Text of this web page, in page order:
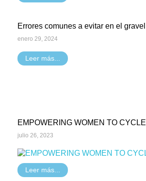
Errores comunes a evitar en el gravel
enero 29, 2024
Leer más...
EMPOWERING WOMEN TO CYCLE
julio 26, 2023
Leer más...